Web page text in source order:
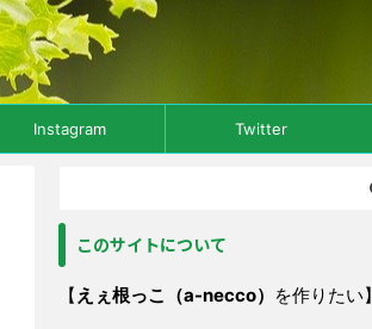
Instagram Twitter
このサイトについて
【 えぇ根っこ（a-necco） を作りたい】